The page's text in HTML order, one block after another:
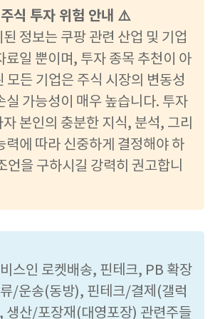
식 투자 위험 안내 ⚠️
정보는 쿠팡 관련 산업 및 기업
료일 뿐이며, 투자 종목 추천이 아
모든 기업은 주식 시장의 변동성
실 가능성이 매우 높습니다. 투자
본인의 충분한 지식, 분석, 그리
력에 따라 신중하게 결정해야 하
언을 구하시길 강력히 권고합니
스인 로켓배송, 핀테크, PB 확장
/운송(동방), 핀테크/결제(갤럭
생산/포장재(대영포장) 관련주들